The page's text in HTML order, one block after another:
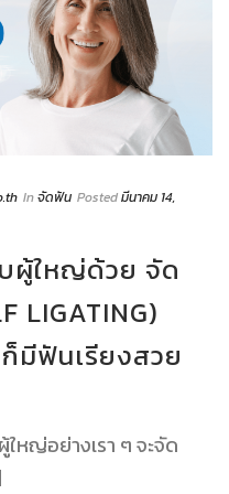
Inจัดฟัน Postedมีนาคม 14,
ผู้ใหญ่ด้วย จัด
LIGATING)
ก็มีฟันเรียงสวย
ใหญ่อย่างเรา ๆ จะจัด